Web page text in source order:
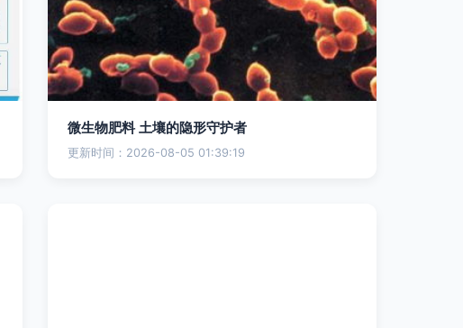
微生物肥料 土壤的隐形守护者
更新时间：2026-08-05 01:39:19